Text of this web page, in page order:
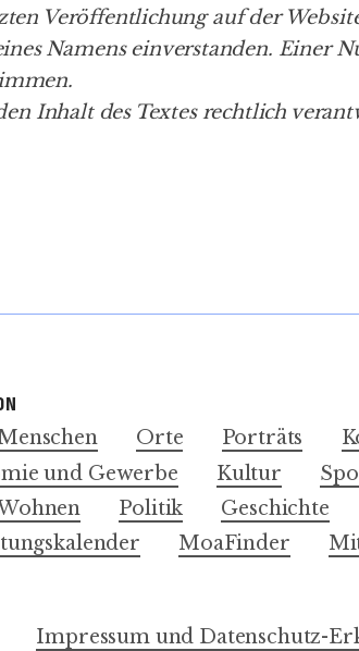
Veröffentlichung auf der
Namens einverstanden. Einer
Inhalt des Textes rechtlich
Orte Porträts
und Gewerbe
Kultur
Politik Geschichte
MoaFinder
Impressum und Datenschutz-